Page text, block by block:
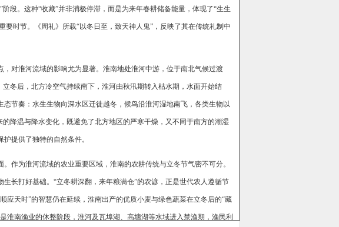
段。这种“收藏”并非消极停滞，而是为来年春耕储备能量，体现了“生生
时节。《周礼》所载“以冬日至，致天神人鬼”，反映了其在传统礼制中
对淮河流域的影响尤为显著。淮南地处淮河中游，位于南北气候过渡
冬后，北方冷空气持续南下，淮河由秋汛期转入枯水期，水面开始结
节奏：水生生物向深水区迁徙越冬，候鸟沿淮河湿地南飞，各类生物以
降温与降水变化，既避免了北方地区的严寒干燥，又不同于南方的潮湿
提供了独特的自然条件。
作为淮河流域的农业重要区域，淮南的农耕传统与立冬节气密不可分。
长打好基础。“立冬耕深翻，来年粮满仓”的农谚，正是世代农人遵循节
应天时”的智慧仍在延续，淮南出产的优质小麦与绿色蔬菜在立冬后的“藏
淮南渔业的休整阶段，淮河及瓦埠湖、高塘湖等水域进入禁渔期，渔民利